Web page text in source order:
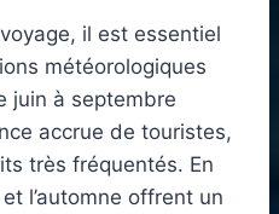
il est essentiel
météorologiques
juin à septembre
accrue de touristes,
très fréquentés. En
l’automne offrent un